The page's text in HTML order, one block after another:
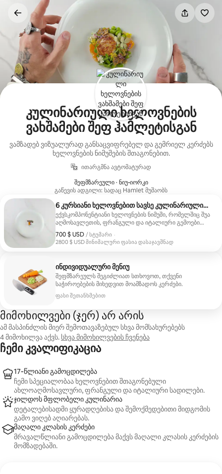
გადასვლა
კულინარიული ხელოვნების
ვახშამები შეფ ჰამლეტისგან
ვამზადებ ვიზუალურად განსაცვიფრებელ და გემრიელ კერძებს
ხელოვნების ნიმუშების შთაგონებით.
ითარგმნა ავტომატურად
შეფმზარეული · ნიუ-იორკი
გაწევის ადგილი: სადაც Hamlet მუშაობს
6 კურსიანი ხელოვნებით სავსე კულინარიული
თავგადასავალი
ექვსკომპონენტიანი ხელოვნების ნიმუში, რომელშიც შუა
აღმოსავლეთის, ფრანგული და იტალიური გემოები
შერწყმულია დახვეწილ კულინარიულ ხელოვნებასთან.
700 $ USD / სტუმარი
700 $ USD, სტუმარზე
·
2800 $ USD მინიმალური ფასია დასაჯავშნად
ინდივიდუალური მენიუ
შეფმზარეულს შეგიძლიათ სთხოვოთ, თქვენი
საჭიროებების მიხედვით მოამზადოს კერძები.
ფასი შეთანხმებით
მიმოხილვები (ჯერ) არ არის
ამ მასპინძლის მიერ შემოთავაზებულ სხვა მომსახურებებს
4 მიმოხილვა აქვს. სხვა მიმოხილვების ჩვენება
ჩემი კვალიფიკაცია
17‑წლიანი გამოცდილება
ჩემი სპეციალობაა ხელოვნებით შთაგონებული
ახლოაღმოსავლური, ფრანგული და იტალიური სადილები.
ჯილდოს მფლობელი კულინარია
დეტალებისადმი ყურადღებისა და შემოქმედებითი მიდგომის
გამო ვიღებ აღიარებას.
მაღალი კლასის კერძები
მრავალწლიანი გამოცდილება მაქვს მაღალი კლასის კერძების
მომზადებაში.